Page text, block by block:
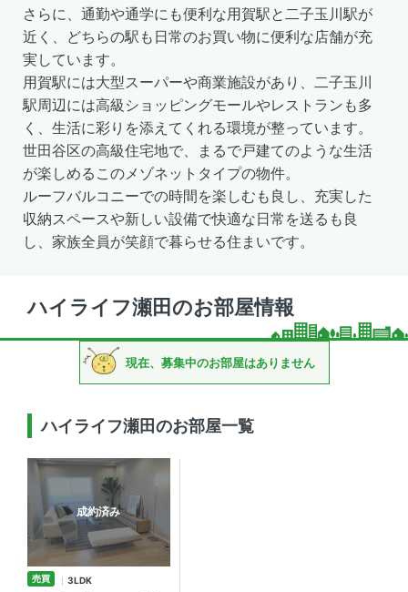
さらに、通勤や通学にも便利な用賀駅と二子玉川駅が
近く、どちらの駅も日常のお買い物に便利な店舗が充
実しています。
用賀駅には大型スーパーや商業施設があり、二子玉川
駅周辺には高級ショッピングモールやレストランも多
く、生活に彩りを添えてくれる環境が整っています。
世田谷区の高級住宅地で、まるで戸建てのような生活
が楽しめるこのメゾネットタイプの物件。
ルーフバルコニーでの時間を楽しむも良し、充実した
収納スペースや新しい設備で快適な日常を送るも良
し、家族全員が笑顔で暮らせる住まいです。
ハイライフ瀬田のお部屋情報
現在、募集中のお部屋はありません
ハイライフ瀬田のお部屋一覧
成約済み
売買 3LDK